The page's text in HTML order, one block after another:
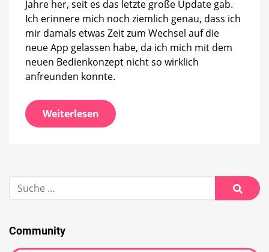
Jahre her, seit es das letzte große Update gab.
Ich erinnere mich noch ziemlich genau, dass ich
mir damals etwas Zeit zum Wechsel auf die
neue App gelassen habe, da ich mich mit dem
neuen Bedienkonzept nicht so wirklich
anfreunden konnte.
Weiterlesen
nach:
Suche
Community